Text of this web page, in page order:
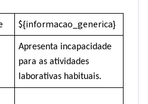
${informacao_generica}
Apresenta incapacidade
para as atividades
laborativas habituais.